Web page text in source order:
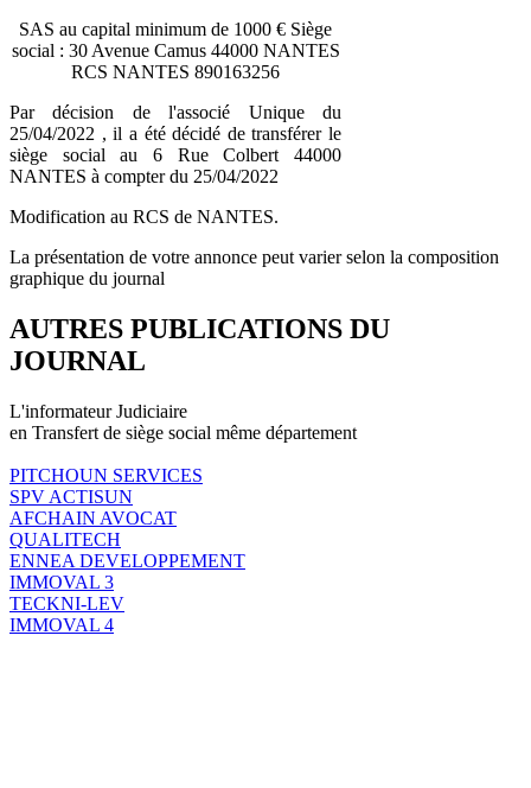
SAS au capital minimum de 1000 € Siège
social : 30 Avenue Camus 44000 NANTES
RCS NANTES 890163256
Par décision de l'associé Unique du
25/04/2022 , il a été décidé de transférer le
siège social au 6 Rue Colbert 44000
NANTES à compter du 25/04/2022
Modification au RCS de NANTES.
La présentation de votre annonce peut varier selon la composition
graphique du journal
AUTRES PUBLICATIONS DU
JOURNAL
L'informateur Judiciaire
en Transfert de siège social même département
PITCHOUN SERVICES
SPV ACTISUN
AFCHAIN AVOCAT
QUALITECH
ENNEA DEVELOPPEMENT
IMMOVAL 3
TECKNI-LEV
IMMOVAL 4